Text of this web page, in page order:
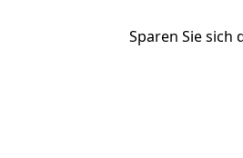
Sparen Sie sich